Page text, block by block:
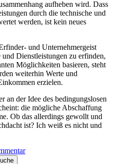
aufheben wird. Dass
durch die technische und
werden, ist kein neues
und Unternehmergeist
Dienstleistungen zu erfinden,
Möglichkeiten basieren, steht
weiterhin Werte und
erzielen.
an der Idee des bedingungslosen
die mögliche Abschaffung
Ob das allerdings gewollt und
ist? Ich weiß es nicht und